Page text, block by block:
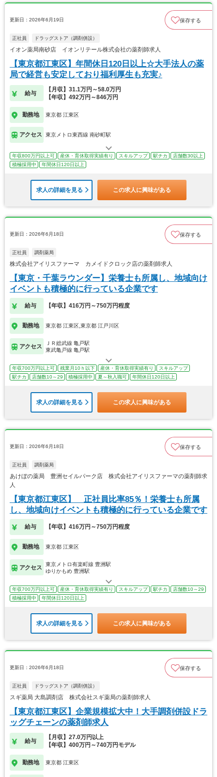
更新日：2026年6月19日 保存する
正社員 ドラッグストア（調剤併設）
イオン薬局南砂店 イオンリテール株式会社の薬剤師求人
【東京都江東区】年間休日120日以上☆大手法人の薬
局で経営も安定しており福利厚生も充実♪
給与
【月収】31.1万円～58.0万円
【年収】492万円～846万円
勤務地 東京都 江東区
アクセス 東京メトロ東西線 南砂町駅
年収800万円以上可 産休・育休取得実績有り スキルアップ 駅チカ
店舗数30以上
積極採用中
年間休日120日以上
求人の詳細を見る この求人に興味がある
更新日：2026年6月18日 保存する
正社員 調剤薬局
株式会社アイリスファーマ カメイドクロック店の薬剤師求人
【東京・千葉ラウンダー】栄養士も所属し、地域向け
イベントも積極的に行っている企業です
給与 【年収】416万円～750万円程度
勤務地 東京都 江東区,東京都 江戸川区
アクセス
ＪＲ総武線 亀戸駅
東武亀戸線 亀戸駅
年収700万円以上可 残業月10ｈ以下 産休・育休取得実績有り
スキルアップ
駅チカ
店舗数10～29 積極採用中 夏～秋入職可 年間休日120日以上
求人の詳細を見る この求人に興味がある
更新日：2026年6月18日 保存する
正社員 調剤薬局
あけぼの薬局 豊洲セイルパーク店 株式会社アイリスファーマの薬剤師求
人
【東京都江東区】 正社員比率85％！栄養士も所属
し、地域向けイベントも積極的に行っている企業です
給与 【年収】416万円～750万円程度
勤務地 東京都 江東区
アクセス
東京メトロ有楽町線 豊洲駅
ゆりかもめ 豊洲駅
年収700万円以上可 産休・育休取得実績有り スキルアップ 駅チカ
店舗数10～29
積極採用中
年間休日120日以上
求人の詳細を見る この求人に興味がある
更新日：2026年6月18日 保存する
正社員 ドラッグストア（調剤併設）
スギ薬局 大島調剤店 株式会社スギ薬局の薬剤師求人
【東京都江東区】企業規模拡大中！大手調剤併設ドラ
ッグチェーンの薬剤師求人
給与
【月収】27.0万円以上
【年収】400万円～740万円モデル
勤務地 東京都 江東区